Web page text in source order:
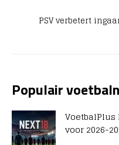
PSV verbetert
Populair
VoetbalPlus
voor 2026-